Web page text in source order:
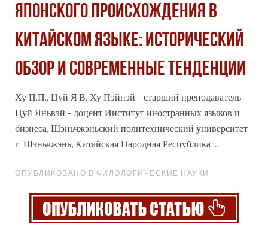
ЯПОНСКОГО ПРОИСХОЖДЕНИЯ В
КИТАЙСКОМ ЯЗЫКЕ: ИСТОРИЧЕСКИЙ
ОБЗОР И СОВРЕМЕННЫЕ ТЕНДЕНЦИИ
Ху П.П., Цуй Я.В. Ху Пэйпэй - старший преподаватель
Цуй Яньвэй - доцент Институт иностранных языков и
бизнеса, Шэньчжэньский политехнический университет
г. Шэньчжэнь, Китайская Народная Республика ...
ОПУБЛИКОВАНО В ФИЛОЛОГИЧЕСКИЕ НАУКИ